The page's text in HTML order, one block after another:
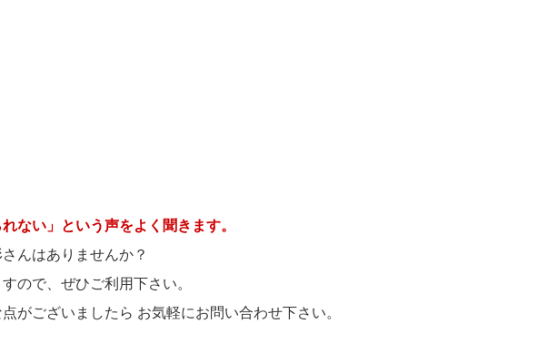
ない」という声をよく聞きます。
んはありませんか？
ので、ぜひご利用下さい。
がございましたら お気軽にお問い合わせ下さい。